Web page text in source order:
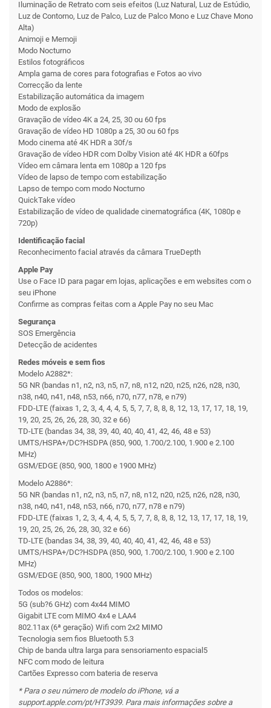
Iluminação de Retrato com seis efeitos (Luz Natural, Luz de Estúdio,
Luz de Contorno, Luz de Palco, Luz de Palco Mono e Luz Chave Mono
Alta)
Animoji e Memoji
Modo Nocturno
Estilos fotográficos
Ampla gama de cores para fotografias e Fotos ao vivo
Correcção da lente
Estabilização automática da imagem
Modo de explosão
Gravação de vídeo 4K a 24, 25, 30 ou 60 fps
Gravação de vídeo HD 1080p a 25, 30 ou 60 fps
Modo cinema até 4K HDR a 30f/s
Gravação de vídeo HDR com Dolby Vision até 4K HDR a 60fps
Vídeo em câmara lenta em 1080p a 120 fps
Vídeo de lapso de tempo com estabilização
Lapso de tempo com modo Nocturno
QuickTake vídeo
Estabilização de vídeo de qualidade cinematográfica (4K, 1080p e
720p)
Identificação facial
Reconhecimento facial através da câmara TrueDepth
Apple Pay
Use o Face ID para pagar em lojas, aplicações e em websites com o
seu iPhone
Confirme as compras feitas com a Apple Pay no seu Mac
Segurança
SOS Emergência
Detecção de acidentes
Redes móveis e sem fios
Modelo A2882*:
5G NR (bandas n1, n2, n3, n5, n7, n8, n12, n20, n25, n26, n28, n30,
n38, n40, n41, n48, n53, n66, n70, n77, n78, e n79)
FDD-LTE (faixas 1, 2, 3, 4, 4, 4, 5, 5, 7, 7, 8, 8, 8, 12, 13, 17, 17, 18, 19,
19, 20, 25, 26, 26, 28, 30, 32 e 66)
TD-LTE (bandas 34, 38, 39, 40, 40, 40, 41, 42, 46, 48 e 53)
UMTS/HSPA+/DC?HSDPA (850, 900, 1.700/2.100, 1.900 e 2.100
MHz)
GSM/EDGE (850, 900, 1800 e 1900 MHz)
Modelo A2886*:
5G NR (bandas n1, n2, n3, n5, n7, n8, n12, n20, n25, n26, n28, n30,
n38, n40, n41, n48, n53, n66, n70, n77, n78 e n79)
FDD-LTE (faixas 1, 2, 3, 4, 4, 4, 5, 5, 7, 7, 8, 8, 8, 12, 13, 17, 17, 18, 19,
19, 20, 25, 26, 26, 28, 30, 32 e 66)
TD-LTE (bandas 34, 38, 39, 40, 40, 40, 41, 42, 46, 48 e 53)
UMTS/HSPA+/DC?HSDPA (850, 900, 1.700/2.100, 1.900 e 2.100
MHz)
GSM/EDGE (850, 900, 1800, 1900 MHz)
Todos os modelos:
5G (sub?6 GHz) com 4x44 MIMO
Gigabit LTE com MIMO 4x4 e LAA4
802.11ax (6ª geração) Wifi com 2x2 MIMO
Tecnologia sem fios Bluetooth 5.3
Chip de banda ultra larga para sensoriamento espacial5
NFC com modo de leitura
Cartões Expresso com bateria de reserva
* Para o seu número de modelo do iPhone, vá a
support.apple.com/pt/HT3939. Para mais informações sobre a